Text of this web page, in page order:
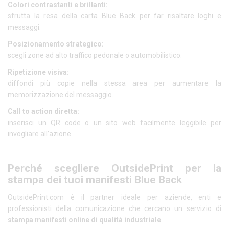
Colori contrastanti e brillanti:
sfrutta la resa della carta Blue Back per far risaltare loghi e
messaggi.
Posizionamento strategico:
scegli zone ad alto traffico pedonale o automobilistico.
Ripetizione visiva:
diffondi più copie nella stessa area per aumentare la
memorizzazione del messaggio.
Call to action diretta:
inserisci un QR code o un sito web facilmente leggibile per
invogliare all’azione.
Perché scegliere OutsidePrint per la
stampa dei tuoi manifesti Blue Back
OutsidePrint.com è il partner ideale per aziende, enti e
professionisti della comunicazione che cercano un servizio di
stampa manifesti online di qualità industriale